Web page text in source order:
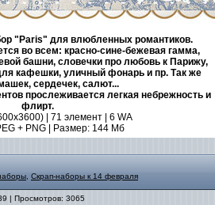
"Paris" для влюбленных романтиков.
во всем: красно-сине-бежевая гамма,
башни, словечки про любовь к Парижу,
кафешки, уличный фонарь и пр. Так же
сердечек, салют...
прослеживается легкая небрежность и
флирт.
| 71 элемент | 6 WA
+ PNG | Размер: 144 Mб
Скрап-наборы к 14 февраля
| Просмотров: 3065